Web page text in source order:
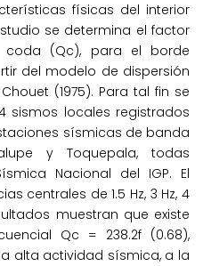
físicas del interior
se determina el factor
(Qc), para el borde
del modelo de dispersión
(1975). Para tal fin se
sismos locales registrados
sísmicas de banda
y Toquepala, todas
Nacional del IGP. El
centrales de 1.5 Hz, 3 Hz, 4
muestran que existe
Qc = 238.2f (0.68),
alta actividad sísmica, a la